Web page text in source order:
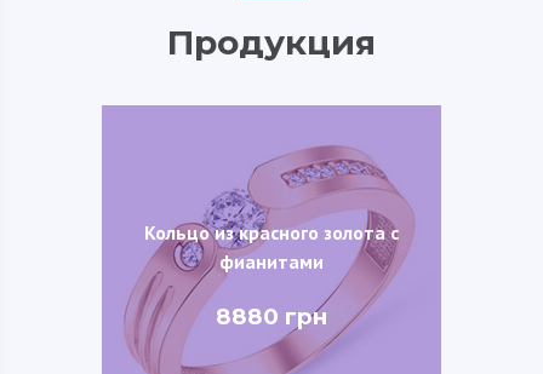
Продукция
Кольцо из красного золота с
фианитами
8880 грн